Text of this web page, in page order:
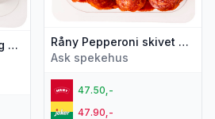
Salsiccia Rå Pølse 75g Singelpakket Ask
Råny Pepperoni skivet 60g Ask
Ask spekehus
47.50,-
47.90,-